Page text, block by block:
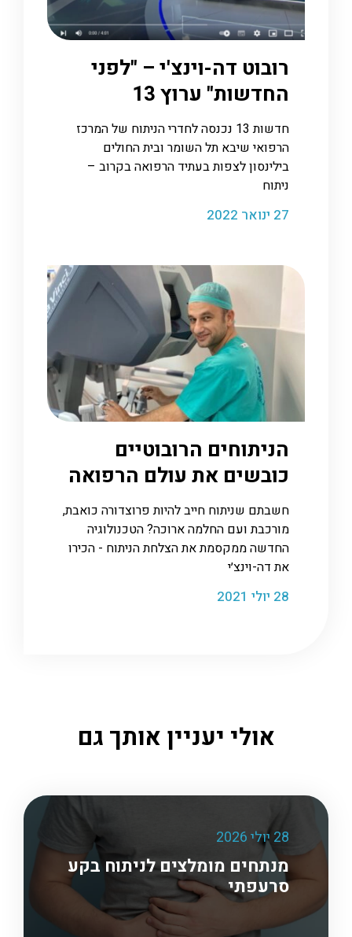
רובוט דה-וינצ'י – "לפני
החדשות" ערוץ 13
חדשות 13 נכנסה לחדרי הניתוח של המרכז
הרפואי שיבא תל השומר ובית החולים
בילינסון לצפות בעתיד הרפואה בקרוב –
ניתוח
27 ינואר 2022
הניתוחים הרובוטיים
כובשים את עולם הרפואה
חשבתם שניתוח חייב להיות פרוצדורה כואבת,
מורכבת ועם החלמה ארוכה? הטכנולוגיה
החדשה ממקסמת את הצלחת הניתוח - הכירו
את דה-וינצ׳י
28 יולי 2021
אולי יעניין אותך גם
28 יולי 2026
מנתחים מומלצים לניתוח בקע
סרעפתי